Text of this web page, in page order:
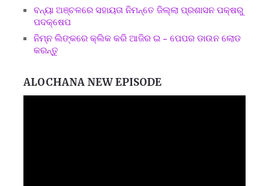
ବନ୍ୟା ଅଞ୍ଚଳରେ ସହାୟତା ନିମନ୍ତେ ଜିଲ୍ଲା ପ୍ରଶାସନ ପକ୍ଷରୁ
ପଦକ୍ଷେପ
ନିମ୍ନ ଲିଙ୍କରେ କ୍ଲିକ କରି ଆଜିର ଇ – ପେପର ଡାଉନ ଲୋଡ
କରନ୍ତୁ
ALOCHANA NEW EPISODE